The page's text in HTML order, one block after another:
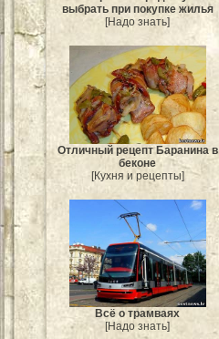
выбрать при покупке жилья
[Надо знать]
Отличный рецепт Баранина в
беконе
[Кухня и рецепты]
Всё о трамваях
[Надо знать]